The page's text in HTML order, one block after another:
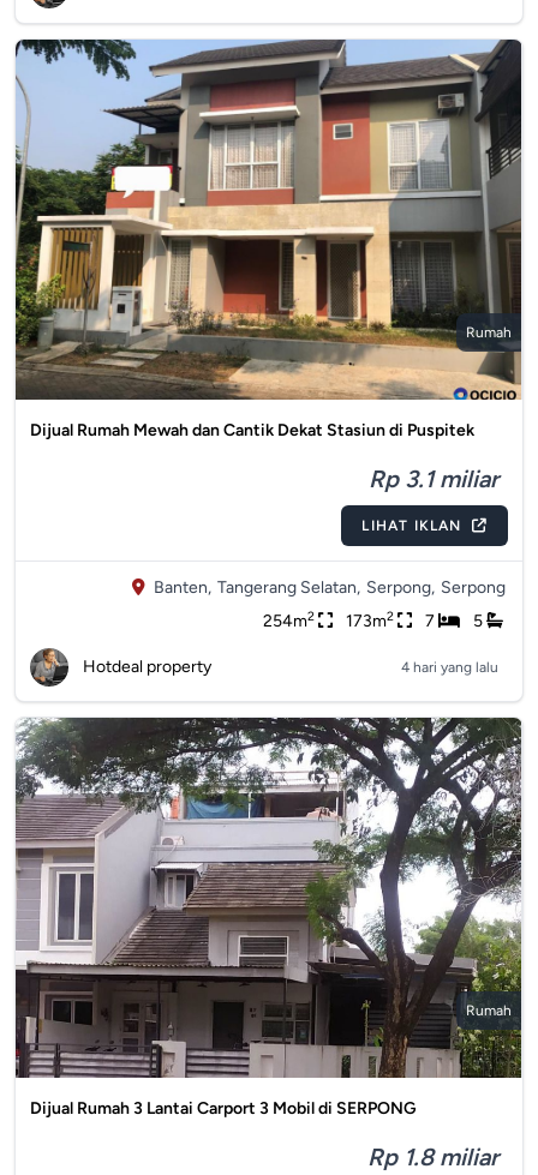
Rumah
Dijual Rumah Mewah dan Cantik Dekat Stasiun di Puspitek
Rp 3.1 miliar
LIHAT IKLAN
Banten, Tangerang Selatan, Serpong, Serpong
254m2 173m2 7 5
Hotdeal property 4 hari yang lalu
Rumah
Dijual Rumah 3 Lantai Carport 3 Mobil di SERPONG
Rp 1.8 miliar